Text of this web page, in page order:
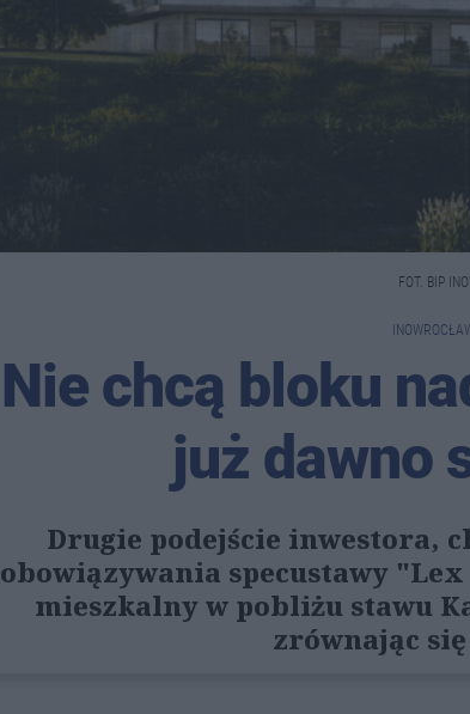
FOT. BIP
Nie chcą bloku
już dawno
Drugie podejście inwestora,
obowiązywania specustawy
mieszkalny w pobliżu stawu
zrównając